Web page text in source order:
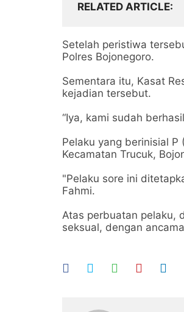
RELATED ARTICLE
Setelah peristiwa
Polres Bojonegoro.
Sementara itu, Kasat
kejadian tersebut.
“Iya, kami sudah
Pelaku yang berinisial P
Kecamatan Trucuk,
"Pelaku sore ini
Fahmi.
Atas perbuatan pelaku,
seksual, dengan